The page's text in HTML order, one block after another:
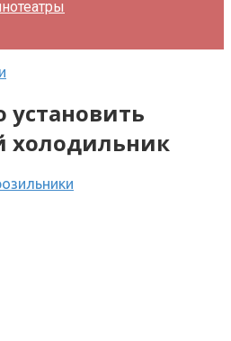
установить
холодильник